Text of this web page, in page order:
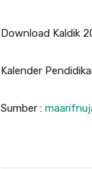
Download Kaldik
Kalender
Sumber :